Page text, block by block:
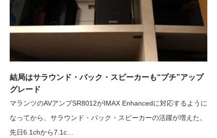
結局はサラウンド・バック・スピーカーも“プチ”アップ
グレード
マランツのAVアンプSR8012がIMAX Enhancedに対応するように
なってから、サラウンド・バック・スピーカーの活躍が増えた。
先日6.1chから7.1c…